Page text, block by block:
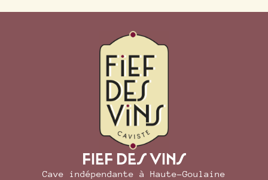
FIEF DES VINS
Cave indépendante à Haute-Goulaine